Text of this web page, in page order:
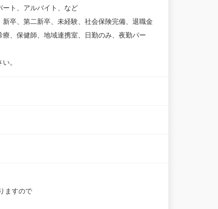
ト、アルバイト、など
卒、第二新卒、未経験、社会保険完備、退職金
、保健師、地域連携室、日勤のみ、夜勤パー
。
ますので